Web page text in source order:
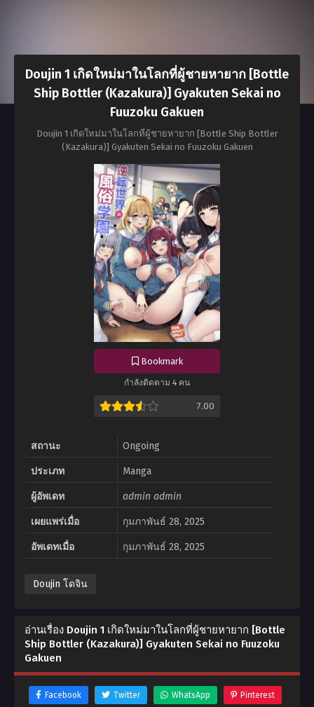
Doujin 1 เกิดใหม่มาในโลกที่ผู้ชายหายาก [Bottle
Ship Bottler (Kazakura)] Gyakuten Sekai no
Fuuzoku Gakuen
Doujin 1 เกิดใหม่มาในโลกที่ผู้ชายหายาก [Bottle Ship Bottler
(Kazakura)] Gyakuten Sekai no Fuuzoku Gakuen
Bookmark
กำลังติดตาม 4 คน
7.00
สถานะ Ongoing
ประเภท Manga
ผู้อัพเดท admin admin
เผยแพร่เมื่อ กุมภาพันธ์ 28, 2025
อัพเดทเมื่อ กุมภาพันธ์ 28, 2025
Doujin โดจิน
อ่านเรื่อง Doujin 1 เกิดใหม่มาในโลกที่ผู้ชายหายาก [Bottle
Ship Bottler (Kazakura)] Gyakuten Sekai no Fuuzoku
Gakuen
Facebook Twitter WhatsApp Pinterest